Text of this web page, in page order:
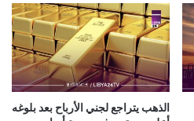
الذهب يتراجع لجني الأرباح بعد بلوغه